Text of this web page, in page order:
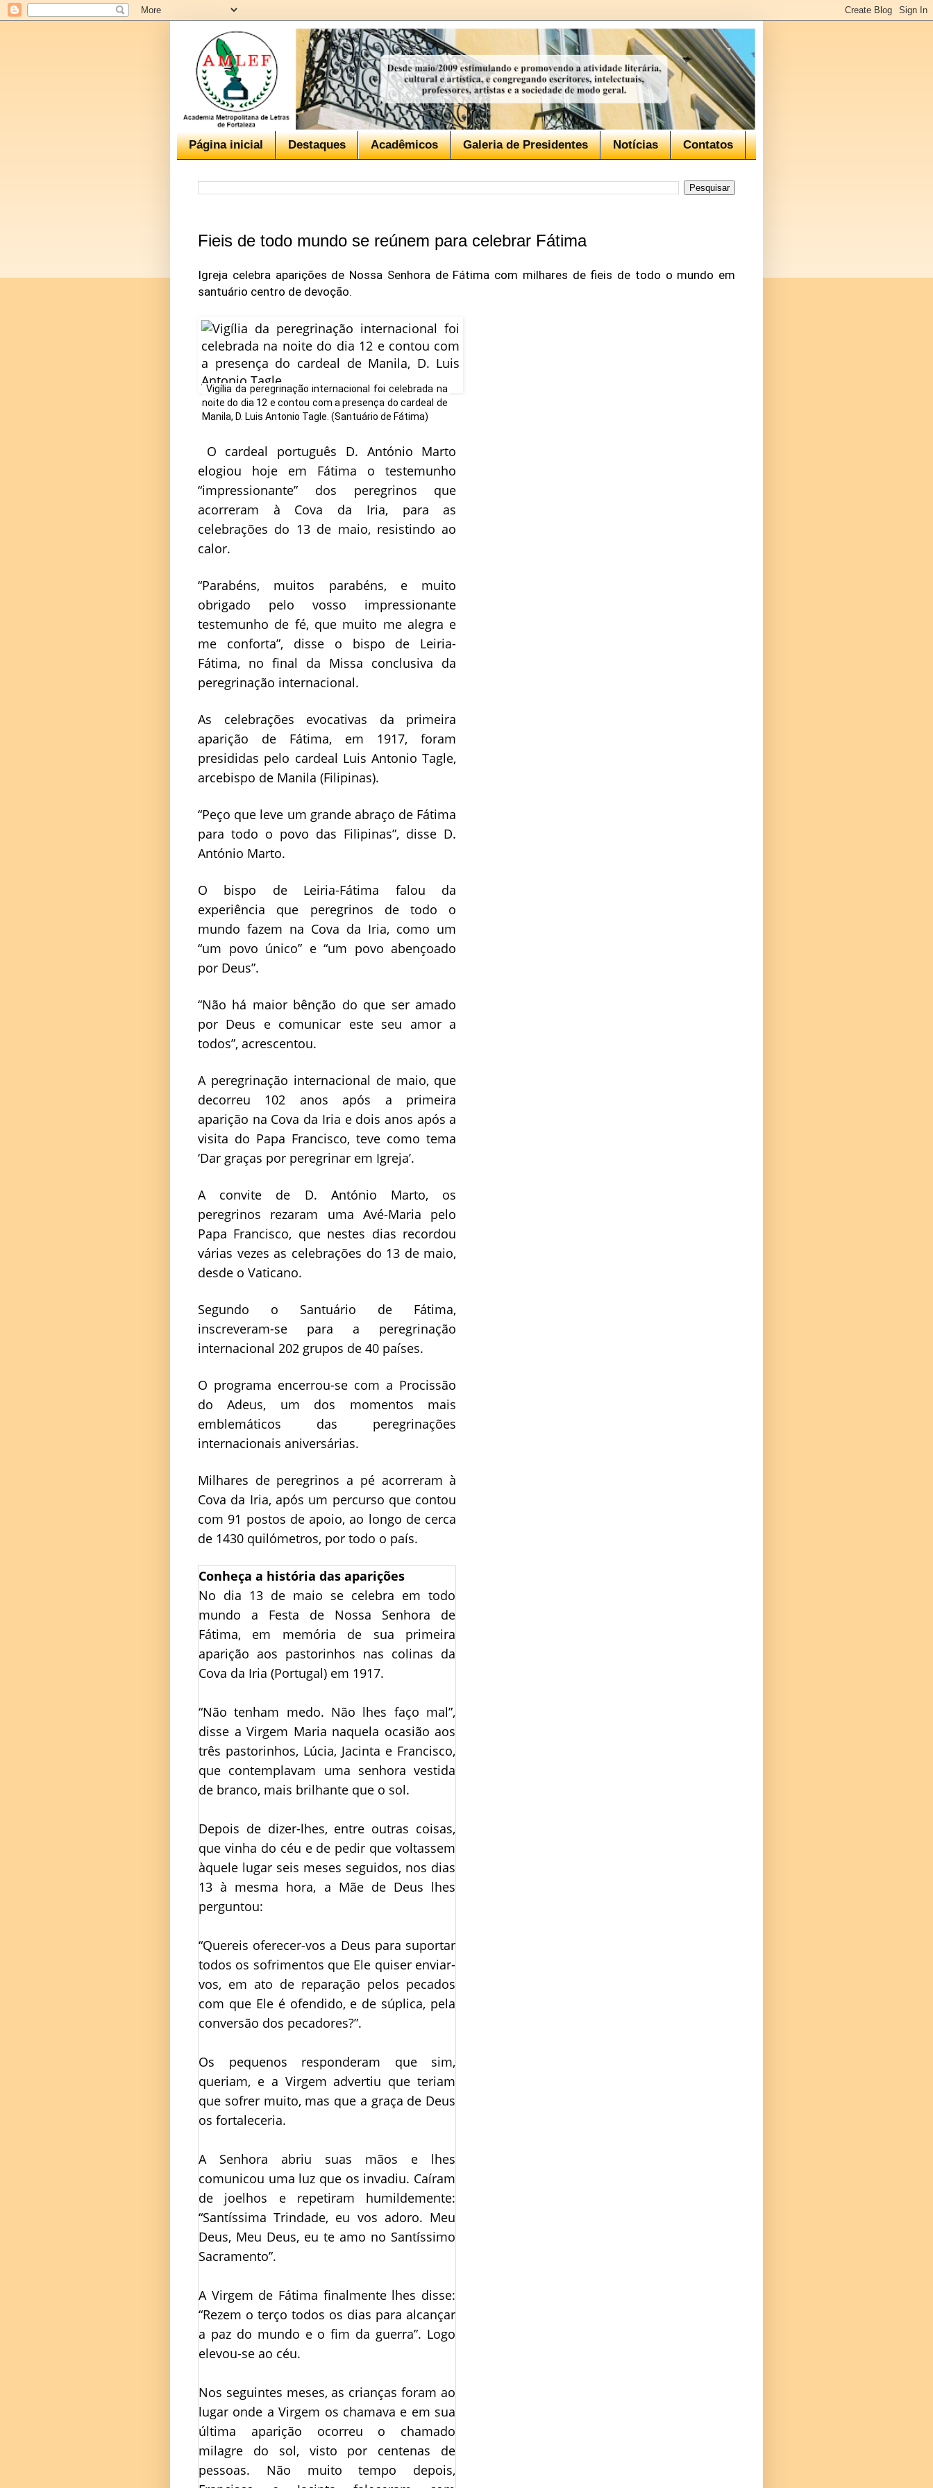
Página inicial Destaques Acadêmicos Galeria de Presidentes Notícias Contatos
Fieis de todo mundo se reúnem para celebrar Fátima
Igreja celebra aparições de Nossa Senhora de Fátima com milhares de fieis de todo o mundo em
santuário centro de devoção.
Vigília da peregrinação internacional foi celebrada na
noite do dia 12 e contou com a presença do cardeal de
Manila, D. Luis Antonio Tagle. (Santuário de Fátima)
O cardeal português D. António Marto
elogiou hoje em Fátima o testemunho
“impressionante” dos peregrinos que
acorreram à Cova da Iria, para as
celebrações do 13 de maio, resistindo ao
calor.
“Parabéns, muitos parabéns, e muito
obrigado pelo vosso impressionante
testemunho de fé, que muito me alegra e
me conforta”, disse o bispo de Leiria-
Fátima, no final da Missa conclusiva da
peregrinação internacional.
As celebrações evocativas da primeira
aparição de Fátima, em 1917, foram
presididas pelo cardeal Luis Antonio Tagle,
arcebispo de Manila (Filipinas).
“Peço que leve um grande abraço de Fátima
para todo o povo das Filipinas”, disse D.
António Marto.
O bispo de Leiria-Fátima falou da
experiência que peregrinos de todo o
mundo fazem na Cova da Iria, como um
“um povo único” e “um povo abençoado
por Deus”.
“Não há maior bênção do que ser amado
por Deus e comunicar este seu amor a
todos”, acrescentou.
A peregrinação internacional de maio, que
decorreu 102 anos após a primeira
aparição na Cova da Iria e dois anos após a
visita do Papa Francisco, teve como tema
‘Dar graças por peregrinar em Igreja’.
A convite de D. António Marto, os
peregrinos rezaram uma Avé-Maria pelo
Papa Francisco, que nestes dias recordou
várias vezes as celebrações do 13 de maio,
desde o Vaticano.
Segundo o Santuário de Fátima,
inscreveram-se para a peregrinação
internacional 202 grupos de 40 países.
O programa encerrou-se com a Procissão
do Adeus, um dos momentos mais
emblemáticos das peregrinações
internacionais aniversárias.
Milhares de peregrinos a pé acorreram à
Cova da Iria, após um percurso que contou
com 91 postos de apoio, ao longo de cerca
de 1430 quilómetros, por todo o país.
Conheça a história das aparições
No dia 13 de maio se celebra em todo
mundo a Festa de Nossa Senhora de
Fátima, em memória de sua primeira
aparição aos pastorinhos nas colinas da
Cova da Iria (Portugal) em 1917.
“Não tenham medo. Não lhes faço mal”,
disse a Virgem Maria naquela ocasião aos
três pastorinhos, Lúcia, Jacinta e Francisco,
que contemplavam uma senhora vestida
de branco, mais brilhante que o sol.
Depois de dizer-lhes, entre outras coisas,
que vinha do céu e de pedir que voltassem
àquele lugar seis meses seguidos, nos dias
13 à mesma hora, a Mãe de Deus lhes
perguntou:
“Quereis oferecer-vos a Deus para suportar
todos os sofrimentos que Ele quiser enviar-
vos, em ato de reparação pelos pecados
com que Ele é ofendido, e de súplica, pela
conversão dos pecadores?”.
Os pequenos responderam que sim,
queriam, e a Virgem advertiu que teriam
que sofrer muito, mas que a graça de Deus
os fortaleceria.
A Senhora abriu suas mãos e lhes
comunicou uma luz que os invadiu. Caíram
de joelhos e repetiram humildemente:
“Santíssima Trindade, eu vos adoro. Meu
Deus, Meu Deus, eu te amo no Santíssimo
Sacramento”.
A Virgem de Fátima finalmente lhes disse:
“Rezem o terço todos os dias para alcançar
a paz do mundo e o fim da guerra”. Logo
elevou-se ao céu.
Nos seguintes meses, as crianças foram ao
lugar onde a Virgem os chamava e em sua
última aparição ocorreu o chamado
milagre do sol, visto por centenas de
pessoas. Não muito tempo depois,